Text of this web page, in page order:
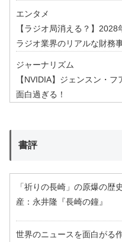
エンタメ
【ラジオ局消える？】2028
ラジオ業界のリアルな財務
ジャーナリズム
【NVIDIA】ジェンスン・
面白過ぎる！
書評
「祈りの長崎」の原爆の歴
産：永井隆『長崎の鐘』
世界のニュースを面白がる